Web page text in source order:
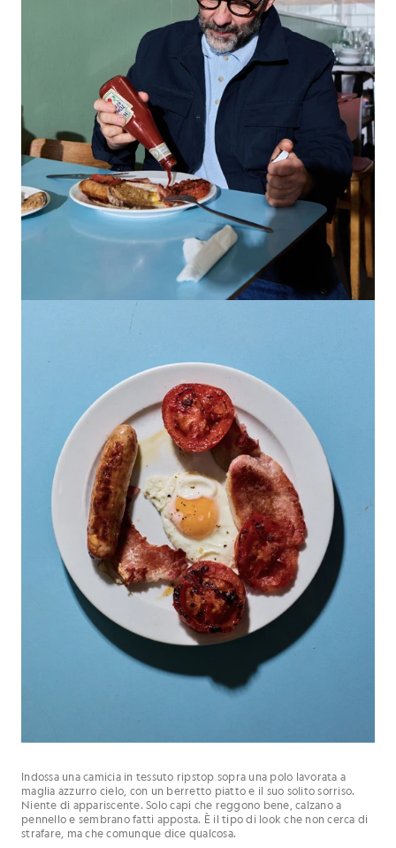
Indossa una camicia in tessuto ripstop sopra una polo lavorata a
maglia azzurro cielo, con un berretto piatto e il suo solito sorriso.
Niente di appariscente. Solo capi che reggono bene, calzano a
pennello e sembrano fatti apposta. È il tipo di look che non cerca di
strafare, ma che comunque dice qualcosa.